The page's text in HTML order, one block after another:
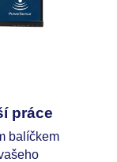
práce
balíčkem